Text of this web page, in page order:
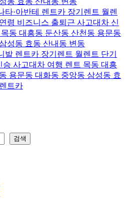
타·아반테 렌트카 장기렌트 월렌
령 비즈니스 출퇴근 사고대차 신
동 대흥동 둔산동 산천동 용문동
성동 효동 산내동 변동
발 렌트카 장기렌트 월렌트 단기
승 사고대차 여행 렌트 목동 대흥
용문동 대화동 중앙동 삼성동 효
트카
검색